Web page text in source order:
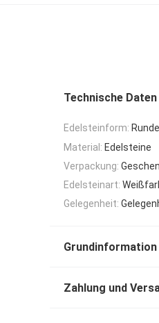
Technische Daten
Edelsteinform: Runde
Material: Edelsteine
Verpackung:
Edelsteinart:
Gelegenheit:
Grundinformation
Zahlung und